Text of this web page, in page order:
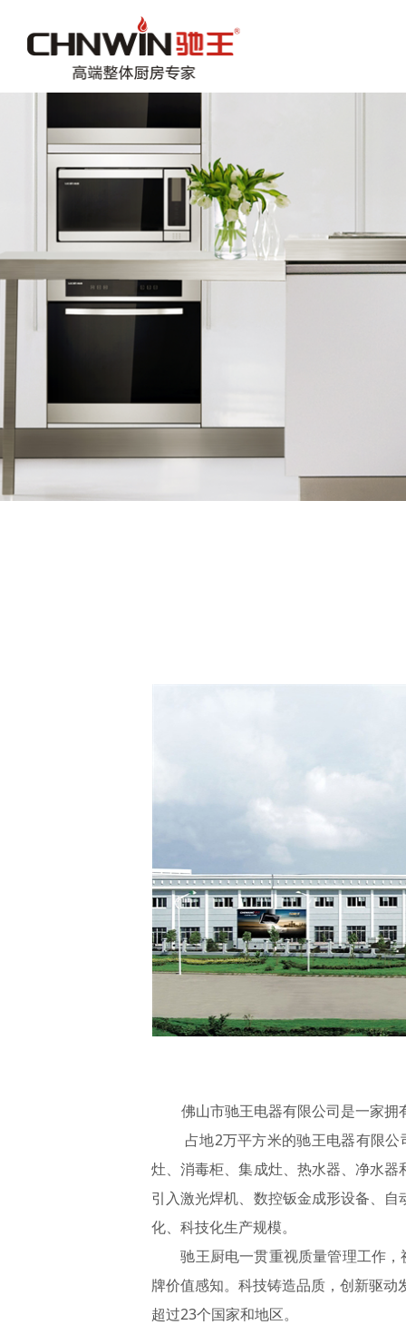
佛山市驰王电器有限公司是一家
占地2万平方米的驰王电器有限公
灶、消毒柜、集成灶、热水器、净水
引入激光焊机、数控钣金成形设备、
化、科技化生产规模。
驰王厨电一贯重视质量管理工作，
牌价值感知。科技铸造品质，创新驱
超过23个国家和地区。